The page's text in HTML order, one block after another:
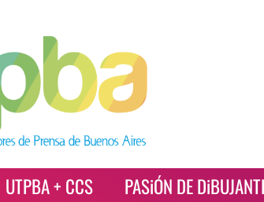
UTPBA + CCS PASiÓN DE